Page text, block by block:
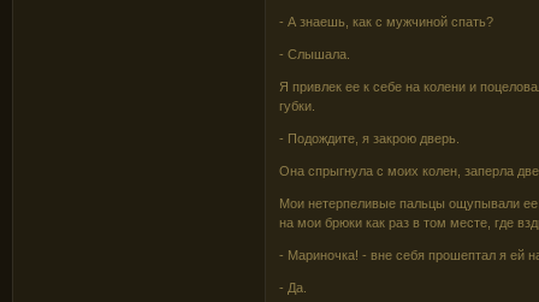
- А знаешь, как с мужчиной спать?
- Слышала.
Я привлек ее к себе на колени и
губки.
- Подождите, я закрою дверь.
Она спрыгнула с моих колен, заперла
Мои нетерпеливые пальцы ощупывали ее
на мои брюки как раз в том месте, где
- Мариночка! - вне себя прошептал я ей
- Да.